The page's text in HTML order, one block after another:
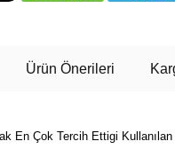
Ürün Önerileri
En Çok Tercih Ettigi